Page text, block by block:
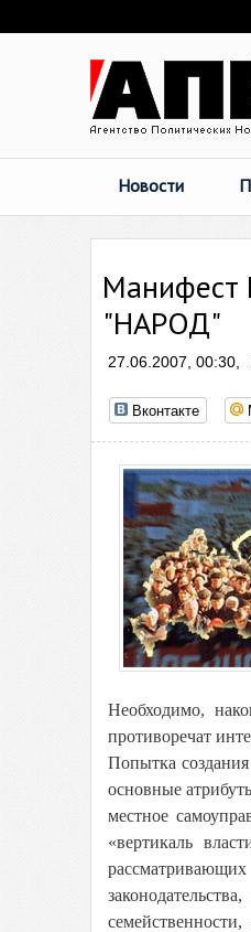
Новости
Манифест
"НАРОД"
27.06.2007, 00:30,
Вконтакте
Необходимо,
противоречат
Попытка
основные
местное
«вертикаль